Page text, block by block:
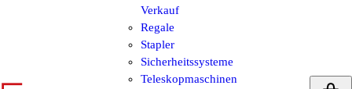
Verkauf
Regale
Stapler
Sicherheitssysteme
Teleskopmaschinen